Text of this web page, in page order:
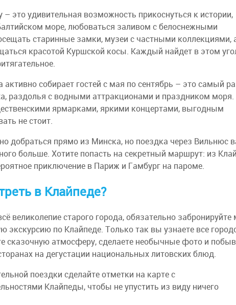
это удивительная возможность прикоснуться к истории,
море, любоваться заливом с белоснежными
старинные замки, музеи с частными коллекциями,
красотой Куршской косы. Каждый найдет в этом
активно собирает гостей с мая по сентябрь – это самый
раздолья с водными аттракционами и праздником моря.
ярмарками, яркими концертами, выгодным
не стоит.
добраться прямо из Минска, но поездка через Вильнюс
больше. Хотите попасть на секретный маршрут: из
приключение в Париж и Гамбург на пароме.
в Клайпеде?
великолепие старого города, обязательно забронируйте
экскурсию по Клайпеде. Только так вы узнаете все
сказочную атмосферу, сделаете необычные фото и
на дегустации национальных литовских блюд.
поездки сделайте отметки на карте с
Клайпеды, чтобы не упустить из виду ничего